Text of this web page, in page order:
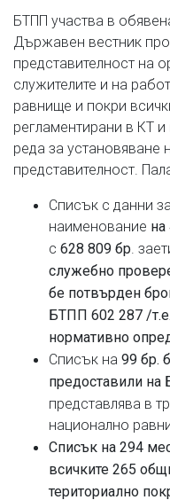
БТПП участва в
Държавен вестник
представителност на
служителите и на
равнище и покри
регламентирани в КТ
реда за установяване
представителност.
Списък с данни
наименование на
с 628 809 бр .
служебно
бе потвърден
БТПП 602 287 /
нормативно
Списък на 99 бр.
предоставили
представлява в
национално
Списък на 294
всичките 265
териториално